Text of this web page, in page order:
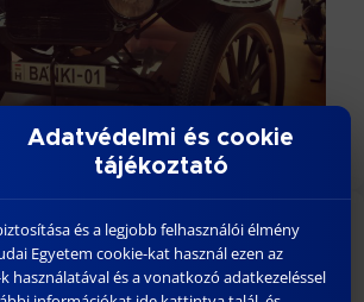
Adatvédelmi és cookie
tájékoztató
és a legjobb felhasználói élmény
Egyetem cookie-kat használ ezen az
használatával és a vonatkozó adatkezeléssel